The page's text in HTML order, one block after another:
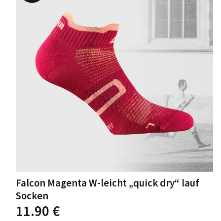
Optionen
können
auf
der
Produktseite
gewählt
werden
Falcon Magenta W-leicht „quick dry“ lauf
Socken
11.90 €Dieses
Produkt